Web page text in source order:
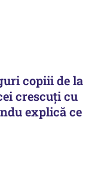
copiii de la
crescuți cu
explică ce